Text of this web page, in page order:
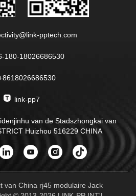
pptech.com
180-18026686530
link-pp7
van de Stadszhongkai van
Huizhou 516229 CHINA
van China rj45 modulaire Jack